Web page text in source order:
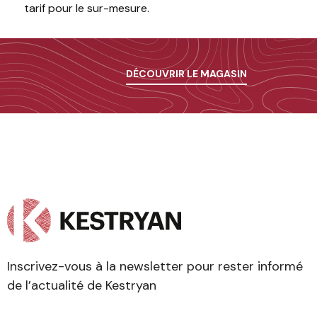
tarif pour le sur-mesure.
DÉCOUVRIR LE MAGASIN
Inscrivez-vous à la newsletter pour rester informé
de l’actualité de Kestryan